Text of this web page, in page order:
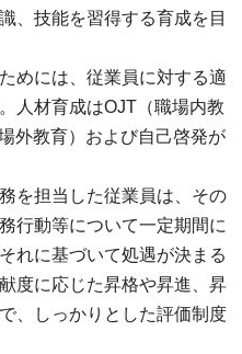
、技能を習得する育成を目
めには、従業員に対する適
人材育成はOJT（職場内教
外教育）および自己啓発が
を担当した従業員は、その
行動等について一定期間に
れに基づいて処遇が決まる
度に応じた昇格や昇進、昇
、しっかりとした評価制度